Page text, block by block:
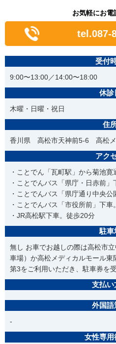
お気軽にお電
tel.087-
受付
9:00〜13:00／14:00〜18:00
休診
木曜・日曜・祝日
住
香川県 高松市天神前5-6 高松
アク
・ことでん「瓦町駅」から菊池寛
・ことでんバス「県庁・日赤前」
・ことでんバス「県庁通り中央公
・ことでんバス「市役所前」下車
・JR高松駅下車。徒歩20分
駐車
無し お車でお越しの際は高松市
車場）か高松メディカルモール
第3をご利用いただき、駐車券を
支払い
外国語
-
女性専用